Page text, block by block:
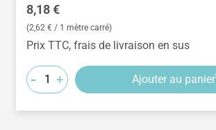
Prix régulier :
8,18 €
(2,62 € / 1 mètre carré)
Prix TTC, frais de livraison en sus
- + Ajouter au panier